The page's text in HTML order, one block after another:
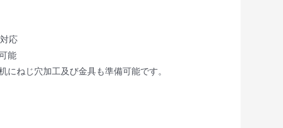
応
能
ねじ穴加工及び金具も準備可能です。